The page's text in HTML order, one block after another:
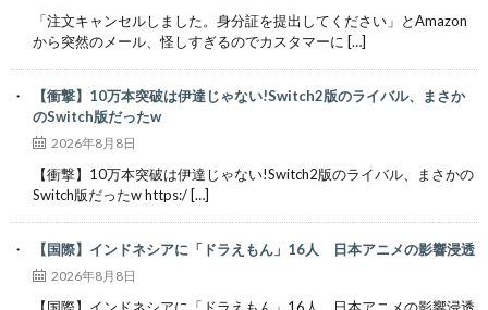
「注文キャンセルしました。身分証を提出してください」とAmazon
から突然のメール、怪しすぎるのでカスタマーに […]
【衝撃】10万本突破は伊達じゃない!Switch2版のライバル、まさか
のSwitch版だったw
2026年8月8日
【衝撃】10万本突破は伊達じゃない!Switch2版のライバル、まさかの
Switch版だったw https:/ […]
【国際】インドネシアに「ドラえもん」16人 日本アニメの影響浸透
2026年8月8日